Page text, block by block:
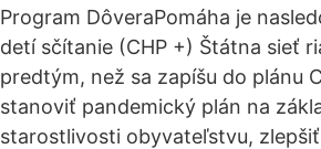
Program DôveraPomáha je
detí sčítanie (CHP +) Štátna sieť
predtým, než sa zapíšu do plánu
stanoviť pandemický plán na
starostlivosti obyvateľstvu,